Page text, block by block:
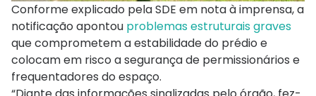
Conforme explicado pela SDE em nota à imprensa, a
notificação apontou problemas estruturais graves
que comprometem a estabilidade do prédio e
colocam em risco a segurança de permissionários e
frequentadores do espaço.